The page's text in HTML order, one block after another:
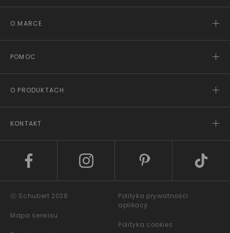
O MARCE
POMOC
O PRODUKTACH
KONTAKT
ⓒ Schubert 2026
Mapa serwisu
Polityka prywatności
aplikacji
Polityka cookies